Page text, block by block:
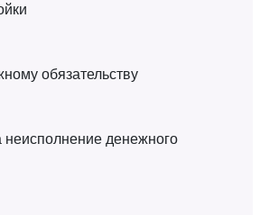
обязательству
неисполнение денежного